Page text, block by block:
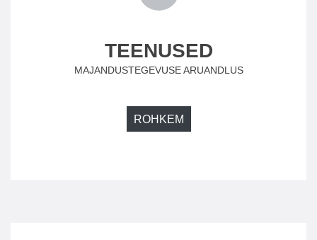
TEENUSED
MAJANDUSTEGEVUSE ARUANDLUS
ROHKEM